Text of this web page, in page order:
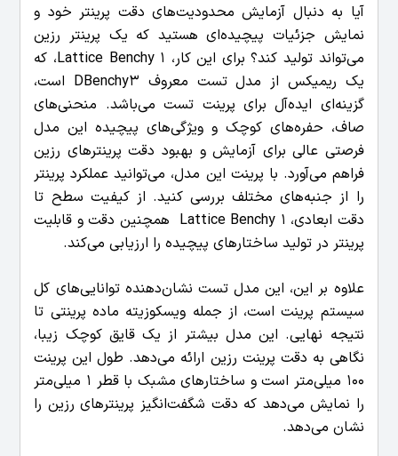
آیا به دنبال آزمایش محدودیت‌های دقت پرینتر خود و
نمایش جزئیات پیچیده‌ای هستید که یک پرینتر رزین
می‌تواند تولید کند؟ برای این کار، Lattice Benchy 1، که
یک ریمیکس از مدل تست معروف DBenchy3 است،
گزینه‌ای ایده‌آل برای پرینت تست می‌باشد. منحنی‌های
صاف، حفره‌های کوچک و ویژگی‌های پیچیده این مدل
فرصتی عالی برای آزمایش و بهبود دقت پرینترهای رزین
فراهم می‌آورد. با پرینت این مدل، می‌توانید عملکرد پرینتر
را از جنبه‌های مختلف بررسی کنید. از کیفیت سطح تا
دقت ابعادی، Lattice Benchy 1 همچنین دقت و قابلیت
پرینتر در تولید ساختارهای پیچیده را ارزیابی می‌کند.
علاوه بر این، این مدل تست نشان‌دهنده توانایی‌های کل
سیستم پرینت است، از جمله ویسکوزیته ماده پرینتی تا
نتیجه نهایی. این مدل بیشتر از یک قایق کوچک زیبا،
نگاهی به دقت پرینت رزین ارائه می‌دهد. طول این پرینت
100 میلی‌متر است و ساختارهای مشبک با قطر 1 میلی‌متر
را نمایش می‌دهد که دقت شگفت‌انگیز پرینترهای رزین را
نشان می‌دهد.